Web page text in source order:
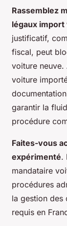
Rassemblez
légaux
justificatif,
fiscal, peut
voiture neuve.
voiture
garantir la
procédure
Faites-vous
expérimenté.
mandataire
procédures
la gestion des
requis en